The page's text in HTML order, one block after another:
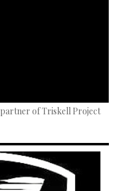
of Triskell Project